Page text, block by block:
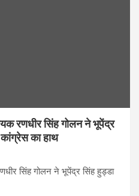
रणधीर सिंह गोलन ने भूपेंद्र
का हाथ
सिंह गोलन ने भूपेंद्र सिंह हुड्डा